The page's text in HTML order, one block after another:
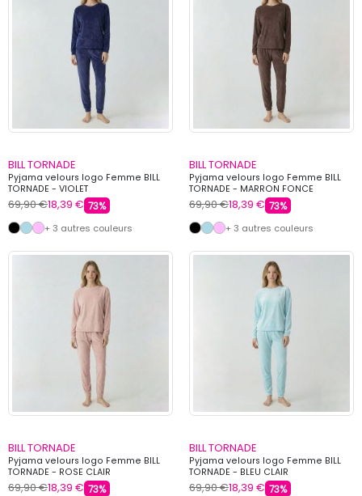
BILL TORNADE
Pyjama velours logo Femme BILL
TORNADE - VIOLET
69,90 €18,39 € 73%
+ 3 autres couleurs
BILL TORNADE
Pyjama velours logo Femme BILL
TORNADE - MARRON FONCE
69,90 €18,39 € 73%
+ 3 autres couleurs
BILL TORNADE
Pyjama velours logo Femme BILL
TORNADE - ROSE CLAIR
69,90 €18,39 € 73%
BILL TORNADE
Pyjama velours logo Femme BILL
TORNADE - BLEU CLAIR
69,90 €18,39 € 73%